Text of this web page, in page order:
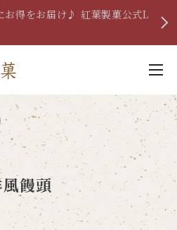
お得をお届け♪ 紅葉製菓公式L
饅頭